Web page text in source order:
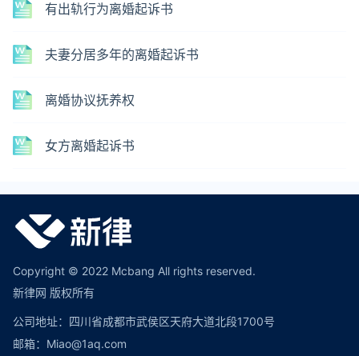
有出轨行为离婚起诉书
夫妻分居多年的离婚起诉书
离婚协议抚养权
女方离婚起诉书
Copyright © 2022 Mcbang All rights reserved.
新律网 版权所有
公司地址：四川省成都市武侯区天府大道北段1700号
邮箱：Miao@1aq.com